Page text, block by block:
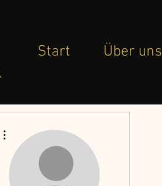
Start Über uns